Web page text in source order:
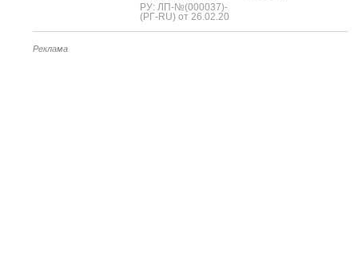
РУ: ЛП-№(000037)-
(РГ-RU) от 26.02.20
Реклама